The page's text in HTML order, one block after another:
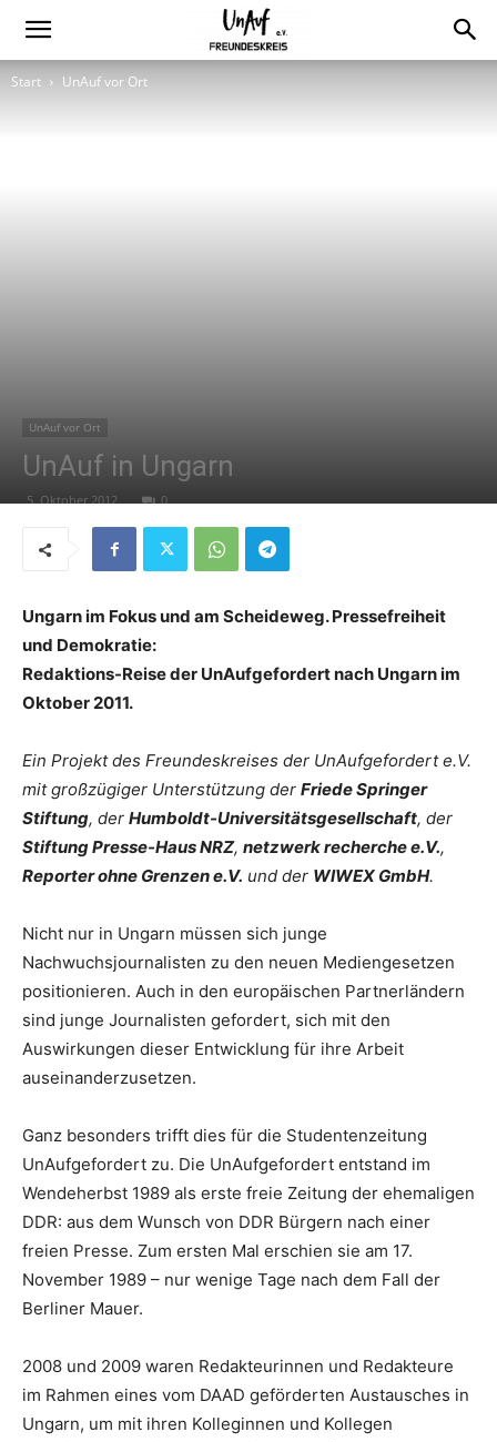
Start UnAuf vor Ort
UnAuf vor Ort
UnAuf in Ungarn
5. Oktober 2012 0
Ungarn im Fokus und am Scheideweg. Pressefreiheit
und Demokratie:
Redaktions-Reise der UnAufgefordert nach Ungarn im
Oktober 2011.
Ein Projekt des Freundeskreises der UnAufgefordert e.V.
mit großzügiger Unterstützung der Friede Springer
Stiftung, der Humboldt-Universitätsgesellschaft, der
Stiftung Presse-Haus NRZ, netzwerk recherche e.V.,
Reporter ohne Grenzen e.V. und der WIWEX GmbH.
Nicht nur in Ungarn müssen sich junge
Nachwuchsjournalisten zu den neuen Mediengesetzen
positionieren. Auch in den europäischen Partnerländern
sind junge Journalisten gefordert, sich mit den
Auswirkungen dieser Entwicklung für ihre Arbeit
auseinanderzusetzen.
Ganz besonders trifft dies für die Studentenzeitung
UnAufgefordert zu. Die UnAufgefordert entstand im
Wendeherbst 1989 als erste freie Zeitung der ehemaligen
DDR: aus dem Wunsch von DDR Bürgern nach einer
freien Presse. Zum ersten Mal erschien sie am 17.
November 1989 – nur wenige Tage nach dem Fall der
Berliner Mauer.
2008 und 2009 waren Redakteurinnen und Redakteure
im Rahmen eines vom DAAD geförderten Austausches in
Ungarn, um mit ihren Kolleginnen und Kollegen